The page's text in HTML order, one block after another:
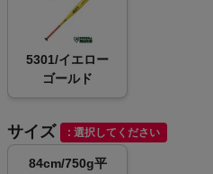
レディースカジュアルウェア
メンズスポーツウェア
スポーツシューズ
5301/イエロー
ゴールド
サイズ 選択してください
84cm/750g平